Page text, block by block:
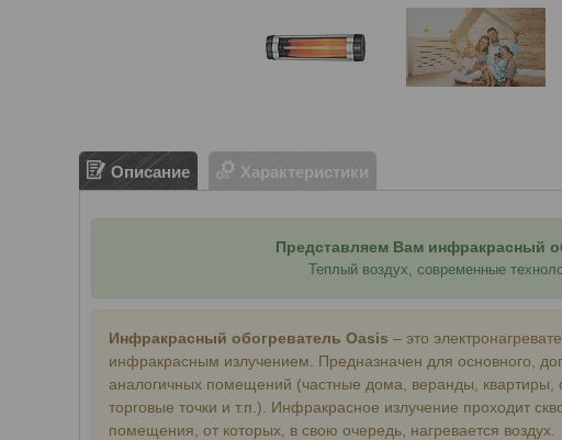
Описание Характеристики
Представляем Вам инфракрасный
Теплый воздух, современные
Инфракрасный обогреватель Oasis – это
инфракрасным излучением. Предназначен для основного,
аналогичных помещений (частные дома, веранды,
торговые точки и т.п.). Инфракрасное излучение проходит
помещения, от которых, в свою очередь, нагревается воздух.